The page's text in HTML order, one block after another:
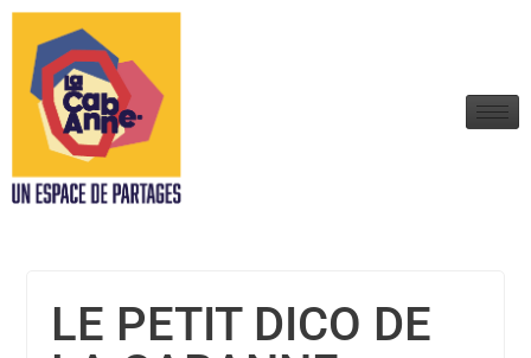
LE PETIT DICO DE